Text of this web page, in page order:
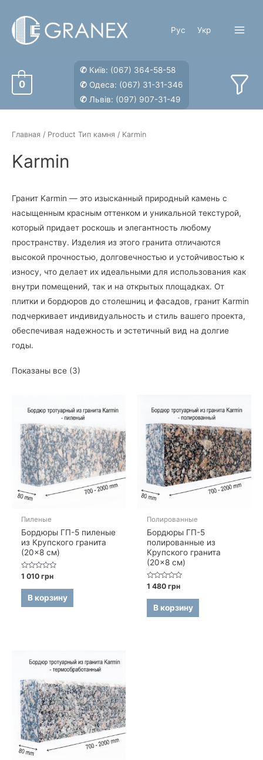
содержимому
Рус Укр
0
✆ Київ: (067) 364-58-58
✆ Одеса: (067) 31-31-346
✆ Львів: (097) 907-31-49
Главная / Product Тип камня / Karmin
Karmin
Гранит Karmin — это изысканный природный камень с
насыщенным красным оттенком и уникальной текстурой,
который придает роскошь и элегантность любому
пространству. Изделия из этого гранита отличаются
высокой прочностью, долговечностью и устойчивостью к
износу, что делает их идеальными для использования как
внутри помещений, так и на открытых площадках. От
плитки и бордюров до столешниц и фасадов, гранит Karmin
подчеркивает индивидуальность и стиль вашего проекта,
обеспечивая надежность и эстетичный вид на долгие
годы.
Показаны все (3)
Пиленые
Бордюры ГП-5 пиленые
из Крупского гранита
(20×8 см)
Оценка
из
1 010грн
В корзину
Полированные
Бордюры ГП-5
полированные из
Крупского гранита
(20×8 см)
Оценка
из
1 480грн
В корзину